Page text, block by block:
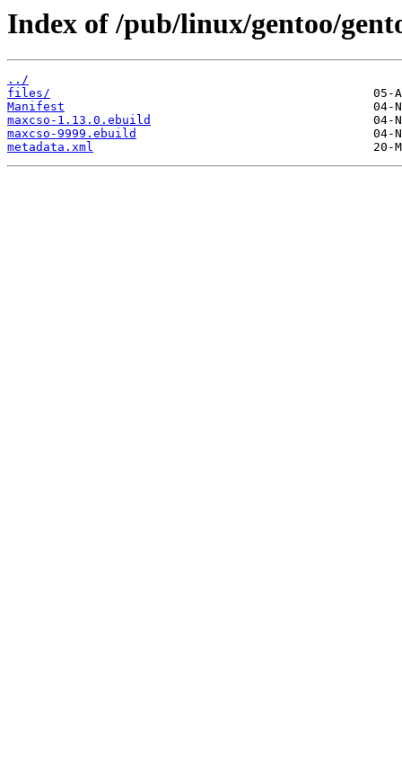
Index of /pub/linux/gentoo/
../
files/
Manifest
maxcso-1.13.0.ebuild
maxcso-9999.ebuild
metadata.xml